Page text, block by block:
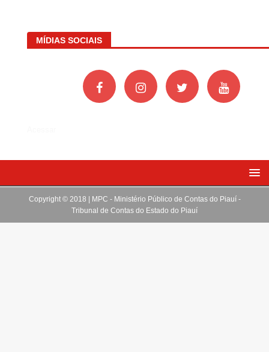
MÍDIAS SOCIAIS
Copyright © 2018 | MPC - Ministério Público de Contas do Piauí -
Tribunal de Contas do Estado do Piauí